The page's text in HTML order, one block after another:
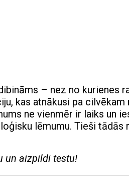
– nez no kurienes
kas atnākusi pa cilvēkam
ne vienmēr ir laiks un
lēmumu. Tieši tādās
un aizpildi testu!